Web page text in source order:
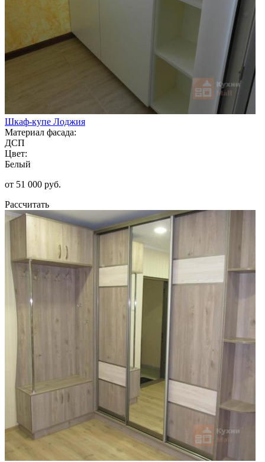
Шкаф-купе Лоджия
Материал фасада:
ДСП
Цвет:
Белый
от 51 000 руб.
Рассчитать